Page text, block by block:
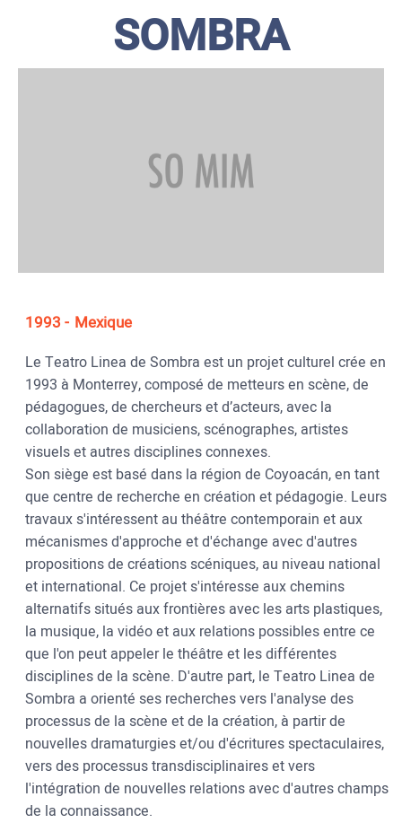
SOMBRA
1993 Mexique
Le Teatro Linea de Sombra est un projet culturel crée en
1993 à Monterrey, composé de metteurs en scène, de
pédagogues, de chercheurs et d’acteurs, avec la
collaboration de musiciens, scénographes, artistes
visuels et autres disciplines connexes.
Son siège est basé dans la région de Coyoacán, en tant
que centre de recherche en création et pédagogie. Leurs
travaux s'intéressent au théâtre contemporain et aux
mécanismes d'approche et d'échange avec d'autres
propositions de créations scéniques, au niveau national
et international. Ce projet s'intéresse aux chemins
alternatifs situés aux frontières avec les arts plastiques,
la musique, la vidéo et aux relations possibles entre ce
que l'on peut appeler le théâtre et les différentes
disciplines de la scène. D'autre part, le Teatro Linea de
Sombra a orienté ses recherches vers l'analyse des
processus de la scène et de la création, à partir de
nouvelles dramaturgies et/ou d'écritures spectaculaires,
vers des processus transdisciplinaires et vers
l'intégration de nouvelles relations avec d'autres champs
de la connaissance.